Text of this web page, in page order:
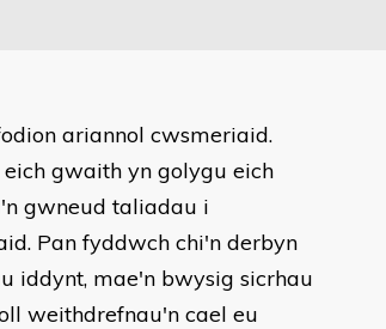
ariannol cwsmeriaid.
gwaith yn golygu eich
gwneud taliadau i
Pan fyddwch chi'n derbyn
iddynt, mae'n bwysig sicrhau
weithdrefnau'n cael eu